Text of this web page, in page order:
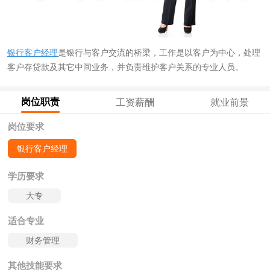
银行客户经理是银行与客户交流的桥梁，工作是以客户为中心，处理
客户存贷款及其它中间业务，并负责维护客户关系的专业人员。
岗位职责 工资薪酬 就业前景
岗位要求
银行客户经理
学历要求
大专
适合专业
财务管理
其他技能要求